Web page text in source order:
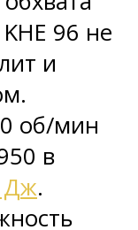
96 не
и
об/мин
в
Дж.